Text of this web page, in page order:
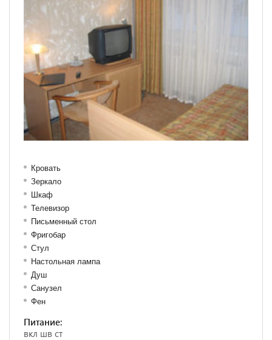
Кровать
Зеркало
Шкаф
Телевизор
Письменный стол
Фригобар
Стул
Настольная лампа
Душ
Санузел
Фен
Питание:
вкл шв ст